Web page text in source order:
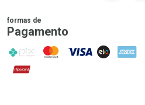
formas de
Pagamento
PIX MasterCard
VISA ELO AMEX
Hipercard